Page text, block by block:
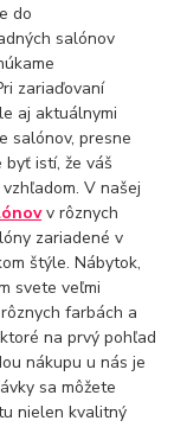
do
salónov
zariaďovaní
aj aktuálnymi
salónov, presne
byť istí, že váš
V našej
v rôznych
zariadené v
štýle. Nábytok,
svete veľmi
farbách a
na prvý pohľad
nákupu u nás je
sa môžete
nielen kvalitný